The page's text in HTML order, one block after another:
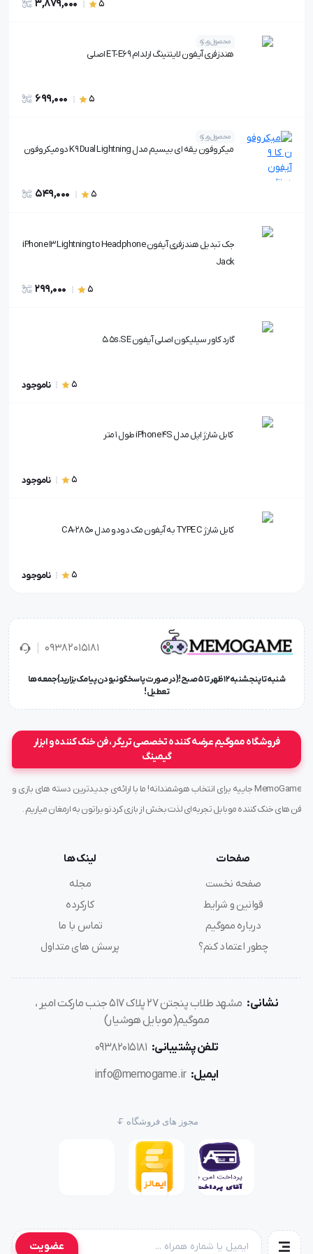
5
3,879,000
محصول ویژه
هندزفری آیفون لایتنینگ ارلدام ET-E69 اصلی
5
699,000
محصول ویژه
میکروفون یقه ای بیسیم مدل K9 Dual Lightning دومیکروفون
5
549,000
جک تبدیل هندزفری آیفون iPhone 13 Lightning to Headphone
Jack
5
299,000
گارد کاور سیلیکون اصلی آیفون 5،5s،SE
5 ناموجود
کابل شارژ اپل مدل iPhone 4S طول 1 متر
5 ناموجود
کابل شارژ TYPE C به آیفون مک دودو مدل CA-2850
5 ناموجود
۰۹۳۸۲۰۱۵۱۸۱
شنبه تا پنجشنبه ۱۲ ظهر تا 5 صبح!{در صورت پاسخگو نبودن پیامک بزارید} جمعه ها
تعطیل !
فروشگاه مموگیم عرضه کننده تخصصی تریگر ، فن خنک کننده و ابزار
گیمینگ
MemoGame جاییه برای انتخاب هوشمندانه! ما با ارائه‌ی جدیدترین دسته های بازی و
فن های خنک کننده موبایل تجربه‌ای لذت بخش از بازی کردنو براتون به ارمغان میاریم .
صفحات
صفحه نخست
قوانین و شرایط
درباره مموگیم
چطور اعتماد کنم؟
لینک ها
مجله
کارکرده
تماس با ما
پرسش های متداول
نشانی:
مشهد طلاب پنجتن ۲۷ پلاک ۵۱۷ جنب مارکت امیر ،
مموگیم(موبایل هوشیار)
تلفن پشتیبانی: ۰۹۳۸۲۰۱۵۱۸۱
ایمیل: info@memogame.ir
مجوز های فروشگاه
عضویت